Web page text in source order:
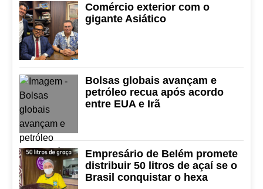
Comércio exterior com o
gigante Asiático
Bolsas globais avançam e
petróleo recua após acordo
entre EUA e Irã
Empresário de Belém promete
distribuir 50 litros de açaí se o
Brasil conquistar o hexa